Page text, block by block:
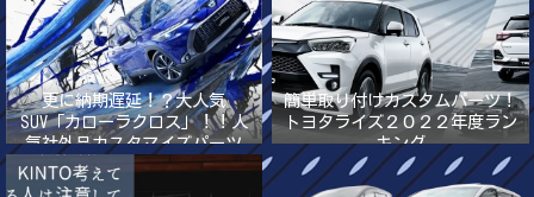
更に納期遅延！？大人気
SUV「カローラクロス」！！人
気社外品カスタマイズパーツ
2022年最新版！！
簡単取り付けカスタムパーツ！
トヨタライズ２０２２年度ラン
キング